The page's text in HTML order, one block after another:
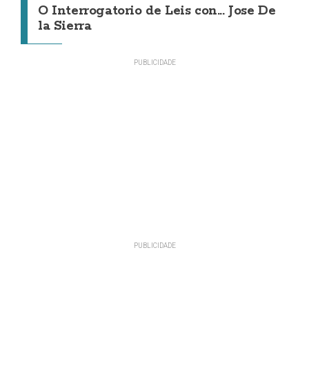
O Interrogatorio de Leis con... Jose De
la Sierra